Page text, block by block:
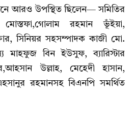
আরও উপস্থিত ছিলেন— সমিতির
রহমান ভূঁইয়া,
সিনিয়র সহসম্পাদক কাজী মো.
বিন ইউসুফ, ব্যারিস্টার
উল্লাহ, মেহেদী হাসান,
রহমানসহ বিএনপি সমর্থিত